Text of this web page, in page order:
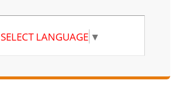
SELECT LANGUAGE ▼